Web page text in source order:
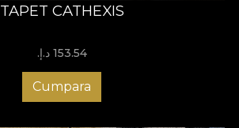
TAPET CATHEXIS
153.54 د.إ.‏
Cumpara